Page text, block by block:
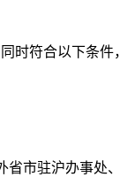
时符合以下条件，
市驻沪办事处、